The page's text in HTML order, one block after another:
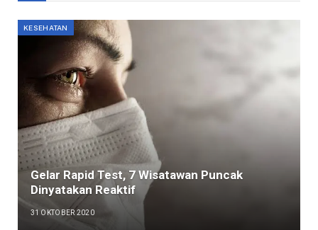
KESEHATAN
Gelar Rapid Test, 7 Wisatawan Puncak
Dinyatakan Reaktif
31 OKTOBER 2020